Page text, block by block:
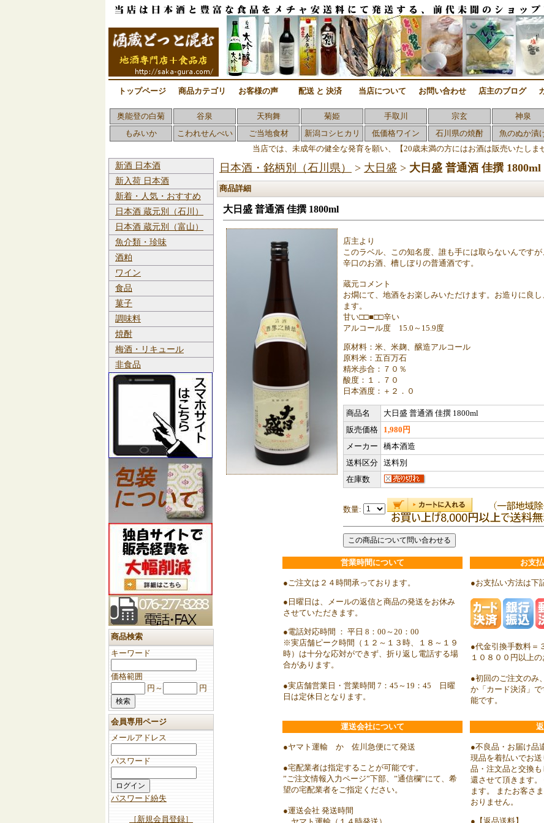
トップページ 商品カテゴリ お客様の声 配送 と 決済 当店について お問い合わせ 店主のブログ
奥能登の白菊 谷泉 天狗舞 菊姫 手取川 宗玄 神泉
もみいか
こわれせんべい ご当地食材 新潟コシヒカリ 低価格ワイン 石川県の焼酎 魚のぬか漬
当店では、未成年の健全な発育を願い、【20歳未満の方にはお酒は販売いたしま
新酒 日本酒
新入荷 日本酒
新着・人気・おすすめ
日本酒 蔵元別（石川）
日本酒 蔵元別（富山）
魚介類・珍味
酒粕
ワイン
食品
菓子
調味料
焼酎
梅酒・リキュール
非食品
商品検索
キーワード
価格範囲
円～
円
会員専用ページ
メールアドレス
パスワード
パスワード紛失
［新規会員登録］
日本酒・銘柄別（石川県） > 大日盛 > 大日盛 普通酒 佳撰 1800ml
商品詳細
大日盛 普通酒 佳撰 1800ml
店主より
このラベル、この知名度、誰も手には取らないんです
辛口のお酒、槽しぼりの普通酒です。
蔵元コメント
お燗にて、地酒をお楽しみいただけます。お造りに良
ます。
甘い□□■□□辛い
アルコール度 15.0～15.9度
原材料：米、米麹、醸造アルコール
原料米：五百万石
精米歩合：７０％
酸度：１．７０
日本酒度：＋２．０
商品名
大日盛 普通酒 佳撰 1800ml
販売価格
1,980円
メーカー
橋本酒造
送料区分 送料別
在庫数
数量:
営業時間について お支
●ご注文は２４時間承っております。
●日曜日は、メールの返信と商品の発送をお休み
させていただきます。
●電話対応時間 ： 平日 8：00～20：00
※実店舗ピーク時間（１２～１３時、１８～１９
時）は十分な応対ができず、折り返し電話する場
合があります。
●実店舗営業日・営業時間 7：45～19：45 日曜
日は定休日となります。
●お支払い方法は下
●代金引換手数料＝
１０８００円以上
●初回のご注文のみ
か「カード決済」
能です。
運送会社について
●ヤマト運輸 か 佐川急便にて発送
●宅配業者は指定することが可能です。
”ご注文情報入力ページ”下部、”通信欄”にて、希
望の宅配業者をご指定ください。
●運送会社 発送時間
ヤマト運輸（１４時発送）
●不良品・お届け品
現品を着払いでお
品・注文品と交換
還させて頂きます
ます。 またお客さ
おりません。
●【返品送料】